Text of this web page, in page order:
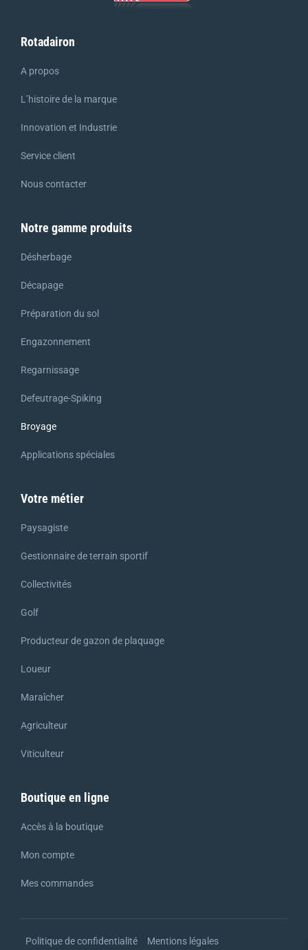
Rotadairon
A propos
L’histoire de la marque
Innovation et Industrie
Service client
Nous contacter
Notre gamme produits
Désherbage
Décapage
Préparation du sol
Engazonnement
Regarnissage
Defeutrage-Spiking
Broyage
Applications spéciales
Votre métier
Paysagiste
Gestionnaire de terrain sportif
Collectivités
Golf
Producteur de gazon de plaquage
Loueur
Maraîcher
Agriculteur
Viticulteur
Boutique en ligne
Accès à la boutique
Mon compte
Mes commandes
Politique de confidentialité Mentions légales